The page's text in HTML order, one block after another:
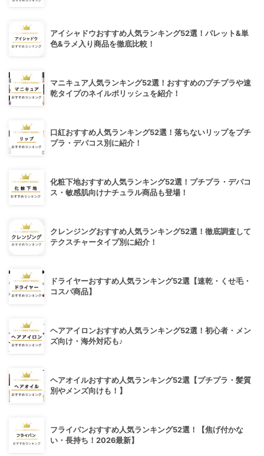
アイシャドウおすすめ人気ランキング52選！パレット&単
色&ラメ入り商品を徹底比較！
マニキュア人気ランキング52選！おすすめのプチプラや速
乾タイプのネイルポリッシュを紹介！
口紅おすすめ人気ランキング52選！落ちないリップをプチ
プラ・デパコス別に紹介！
化粧下地おすすめ人気ランキング52選！プチプラ・デパコ
ス・敏感肌向けナチュラル商品も登場！
クレンジングおすすめ人気ランキング52選！徹底調査して
テクスチャータイプ別に紹介！
ドライヤーおすすめ人気ランキング52選【速乾・くせ毛・
コスパ商品】
ヘアアイロンおすすめ人気ランキング52選！初心者・メン
ズ向け・海外対応も♪
ヘアオイルおすすめ人気ランキング52選【プチプラ・髪質
別やメンズ向けも！】
フライパンおすすめ人気ランキング52選！【焦げ付かな
い・長持ち！2026最新】